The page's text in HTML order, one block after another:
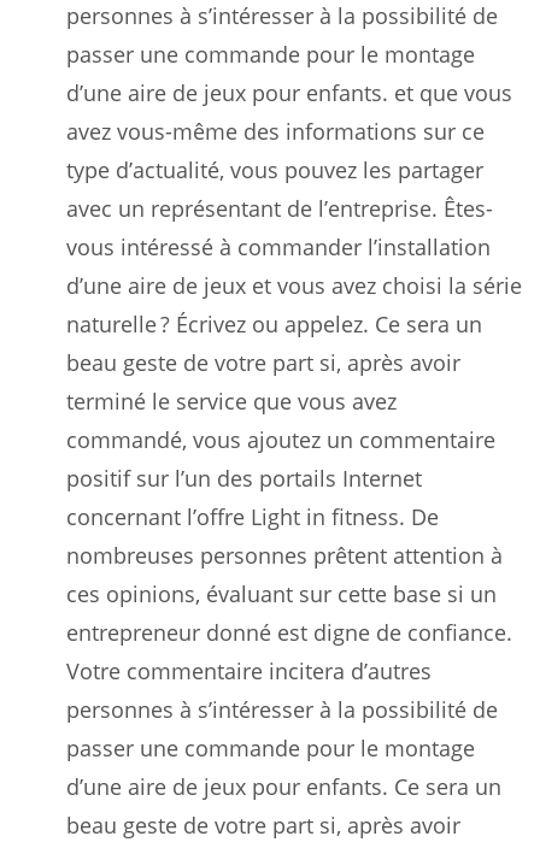
personnes à s’intéresser à la possibilité de
passer une commande pour le montage
d’une aire de jeux pour enfants. et que vous
avez vous-même des informations sur ce
type d’actualité, vous pouvez les partager
avec un représentant de l’entreprise. Êtes-
vous intéressé à commander l’installation
d’une aire de jeux et vous avez choisi la série
naturelle ? Écrivez ou appelez. Ce sera un
beau geste de votre part si, après avoir
terminé le service que vous avez
commandé, vous ajoutez un commentaire
positif sur l’un des portails Internet
concernant l’offre Light in fitness. De
nombreuses personnes prêtent attention à
ces opinions, évaluant sur cette base si un
entrepreneur donné est digne de confiance.
Votre commentaire incitera d’autres
personnes à s’intéresser à la possibilité de
passer une commande pour le montage
d’une aire de jeux pour enfants. Ce sera un
beau geste de votre part si, après avoir